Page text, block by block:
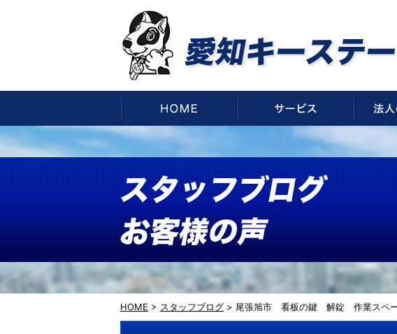
HOME サービス
HOME > スタッフブログ > 尾張旭市 看板の鍵 解錠 作業スペ